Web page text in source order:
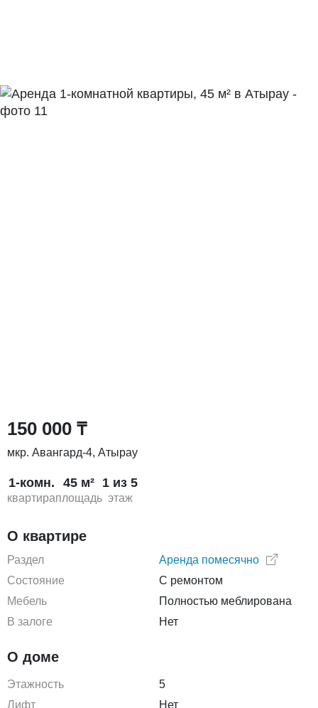
150 000 ₸
мкр. Авангард-4, Атырау
1-комн.
квартира
45 м²
площадь
1 из 5
этаж
О квартире
Раздел
Аренда помесячно
Состояние
С ремонтом
Мебель
Полностью меблирована
В залоге
Нет
О доме
Этажность
5
Лифт
Нет